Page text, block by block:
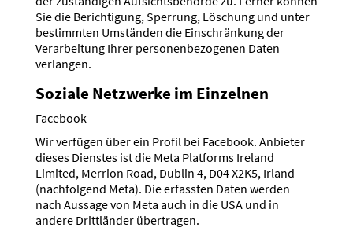
Sie die Berich­tigung, Sperrung, Löschung und unter
bestimmten Umständen die Einschränkung der
Verar­beitung Ihrer perso­nen­be­zo­genen Daten
verlangen.
Soziale Netzwerke im Einzelnen
Facebook
Wir verfügen über ein Profil bei Facebook. Anbieter
dieses Dienstes ist die Meta Platforms Ireland
Limited, Merrion Road, Dublin 4, D04 X2K5, Irland
(nachfolgend Meta). Die erfassten Daten werden
nach Aussage von Meta auch in die USA und in
andere Dritt­länder übertragen.